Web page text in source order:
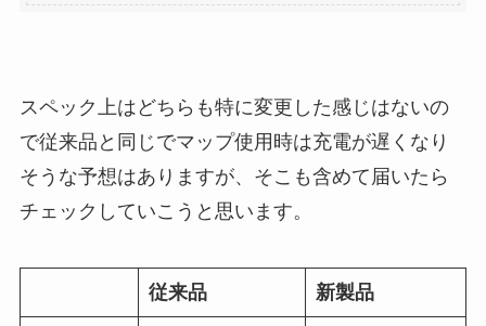
スペック上はどちらも特に変更した感じはないの
で従来品と同じでマップ使用時は充電が遅くなり
そうな予想はありますが、そこも含めて届いたら
チェックしていこうと思います。
従来品 新製品